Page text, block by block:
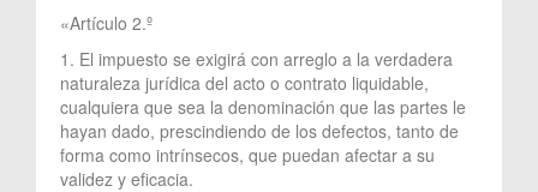
«Artículo 2.º
1. El impuesto se exigirá con arreglo a la verdadera
naturaleza jurídica del acto o contrato liquidable,
cualquiera que sea la denominación que las partes le
hayan dado, prescindiendo de los defectos, tanto de
forma como intrínsecos, que puedan afectar a su
validez y eficacia.